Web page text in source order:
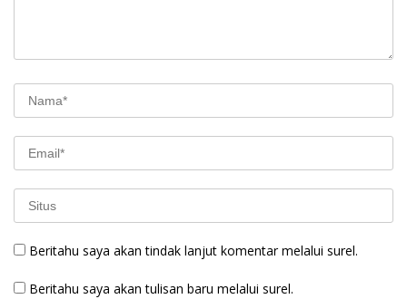
Beritahu saya akan tindak lanjut komentar melalui surel.
Beritahu saya akan tulisan baru melalui surel.